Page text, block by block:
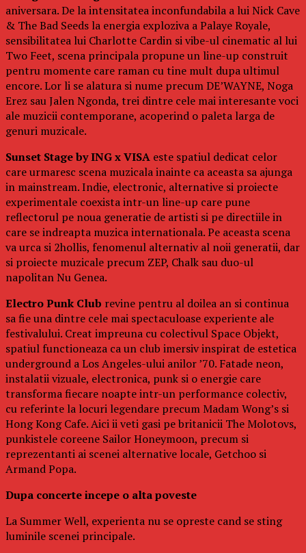
aniversara. De la intensitatea inconfundabila a lui Nick Cave
& The Bad Seeds la energia exploziva a Palaye Royale,
sensibilitatea lui Charlotte Cardin si vibe-ul cinematic al lui
Two Feet, scena principala propune un line-up construit
pentru momente care raman cu tine mult dupa ultimul
encore. Lor li se alatura si nume precum DE’WAYNE, Noga
Erez sau Jalen Ngonda, trei dintre cele mai interesante voci
ale muzicii contemporane, acoperind o paleta larga de
genuri muzicale.
Sunset Stage by ING x VISA este spatiul dedicat celor
care urmaresc scena muzicala inainte ca aceasta sa ajunga
in mainstream. Indie, electronic, alternative si proiecte
experimentale coexista intr-un line-up care pune
reflectorul pe noua generatie de artisti si pe directiile in
care se indreapta muzica internationala. Pe aceasta scena
va urca si 2hollis, fenomenul alternativ al noii generatii, dar
si proiecte muzicale precum ZEP, Chalk sau duo-ul
napolitan Nu Genea.
Electro Punk Club revine pentru al doilea an si continua
sa fie una dintre cele mai spectaculoase experiente ale
festivalului. Creat impreuna cu colectivul Space Objekt,
spatiul functioneaza ca un club imersiv inspirat de estetica
underground a Los Angeles-ului anilor ’70. Fatade neon,
instalatii vizuale, electronica, punk si o energie care
transforma fiecare noapte intr-un performance colectiv,
cu referinte la locuri legendare precum Madam Wong’s si
Hong Kong Cafe. Aici ii veti gasi pe britanicii The Molotovs,
punkistele coreene Sailor Honeymoon, precum si
reprezentanti ai scenei alternative locale, Getchoo si
Armand Popa.
Dupa concerte incepe o alta poveste
La Summer Well, experienta nu se opreste cand se sting
luminile scenei principale.